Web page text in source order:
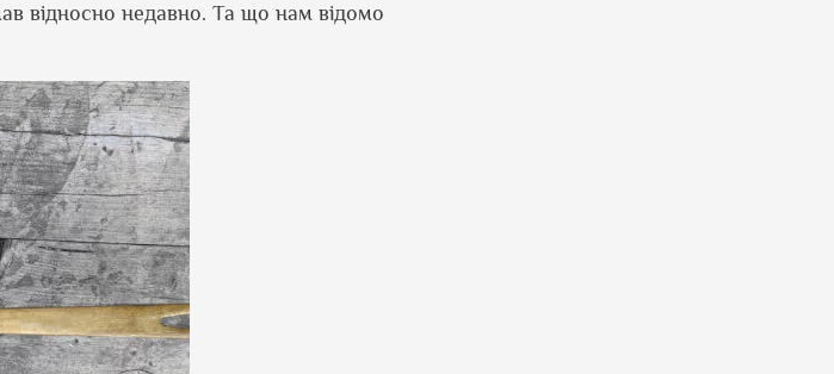
відносно недавно. Та що нам відомо